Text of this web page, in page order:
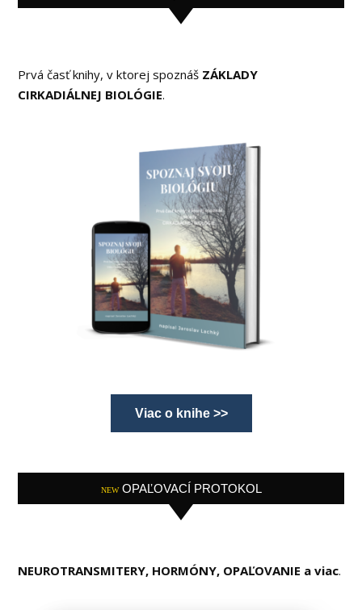
Prvá časť knihy, v ktorej spoznáš ZÁKLADY
CIRKADIÁLNEJ BIOLÓGIE.
Viac o knihe >>
NEW OPAĽOVACÍ PROTOKOL
NEUROTRANSMITERY, HORMÓNY, OPAĽOVANIE a viac.